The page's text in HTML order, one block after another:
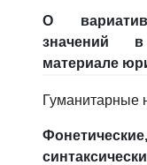
О
значений
материале
Гуманитарные